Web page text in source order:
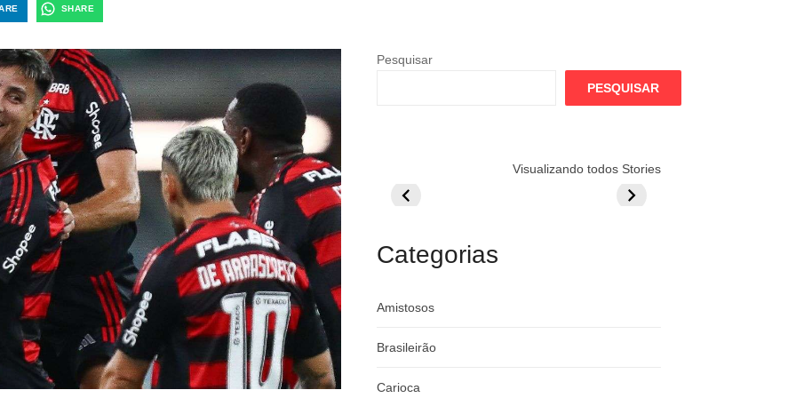
SHARE
Pesquisar
PESQUISAR
Visualizando todos Stories
milionária por
argentino
Globo quer
Categorias
Amistosos
Brasileirão
Carioca